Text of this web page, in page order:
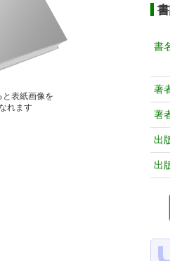
と表紙画像を
れます
書
著
著
出
出